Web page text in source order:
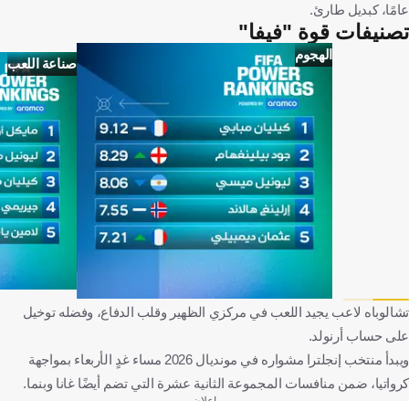
عامًا، كبديل طارئ.
تصنيفات قوة "فيفا"
الهجوم
صناعة اللعب
تشالوباه لاعب يجيد اللعب في مركزي الظهير وقلب الدفاع، وفضله توخيل
على حساب أرنولد.
ويبدأ منتخب إنجلترا مشواره في مونديال 2026 مساء غدٍ الأربعاء بمواجهة
كرواتيا، ضمن منافسات المجموعة الثانية عشرة التي تضم أيضًا غانا وبنما.